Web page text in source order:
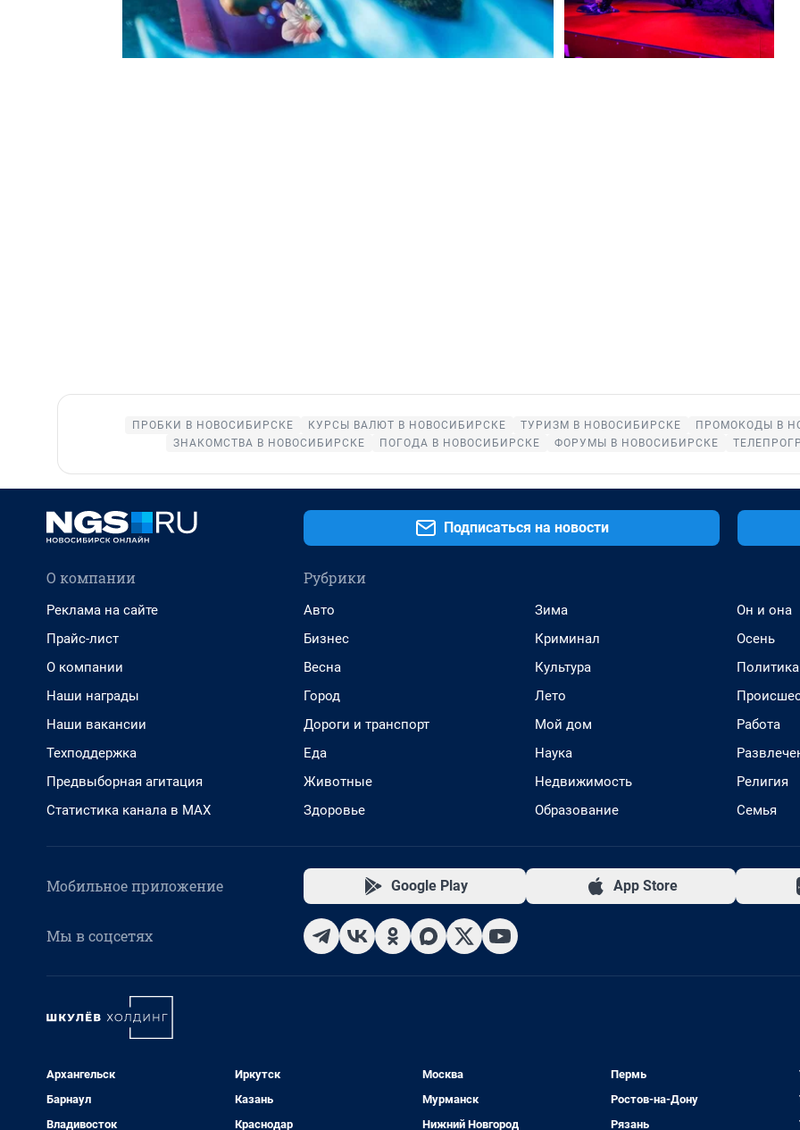
ПРОБКИ В НОВОСИБИРСКЕ КУРСЫ ВАЛЮТ В НОВОСИБИРСКЕ ТУРИЗМ В НОВОСИБИРСКЕ ПРОМОКОДЫ В
ЗНАКОМСТВА В НОВОСИБИРСКЕ
ПОГОДА В НОВОСИБИРСКЕ ФОРУМЫ В НОВОСИБИРСКЕ
Подписаться на новости
О компании
Реклама на сайте
Прайс-лист
О компании
Наши награды
Наши вакансии
Техподдержка
Предвыборная агитация
Статистика канала в MAX
Рубрики
Авто
Бизнес
Весна
Город
Дороги и транспорт
Еда
Животные
Здоровье
Зима
Криминал
Культура
Лето
Мой дом
Наука
Недвижимость
Образование
Он и она
Осень
Политика
Работа
Религия
Семья
Мобильное приложение Google Play App Store
Мы в соцсетях
Архангельск
Барнаул
Владивосток
Иркутск
Казань
Краснодар
Москва
Мурманск
Нижний Новгород
Пермь
Ростов-на-Дону
Рязань